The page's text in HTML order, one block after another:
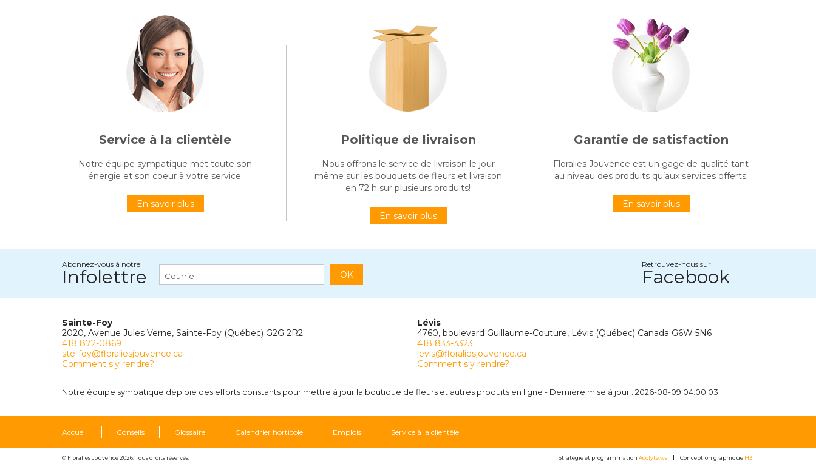
Service à la clientèle
Notre équipe sympatique met toute son
énergie et son coeur à votre service.
En savoir plus
Politique de livraison
Nous offrons le service de livraison le jour
même sur les bouquets de fleurs et livraison
en 72 h sur plusieurs produits!
En savoir plus
Garantie de satisfaction
Floralies Jouvence est un gage de qualité tant
au niveau des produits qu’aux services offerts.
En savoir plus
Abonnez-vous à notre
Infolettre OK
Retrouvez-nous sur
Facebook
Sainte-Foy
2020, Avenue Jules Verne, Sainte-Foy (Québec) G2G 2R2
418 872-0869
ste-foy@floraliesjouvence.ca
Comment s'y rendre?
Lévis
4760, boulevard Guillaume-Couture, Lévis (Québec) Canada G6W 5N6
418 833-3323
levis@floraliesjouvence.ca
Comment s'y rendre?
Notre équipe sympatique déploie des efforts constants pour mettre à jour la boutique de fleurs et autres produits en ligne - Dernière mise à jour : 2026-08-09 04:00:03
Accueil Conseils Glossaire Calendrier horticole Emplois Service à la clientèle
© Floralies Jouvence 2026. Tous droits réservés. Stratégie et programmation Acolyte.ws Conception graphique H31